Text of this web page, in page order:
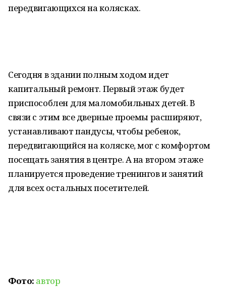
передвигающихся на колясках.
Сегодня в здании полным ходом идет
капитальный ремонт. Первый этаж будет
приспособлен для маломобильных детей. В
связи с этим все дверные проемы расширяют,
устанавливают пандусы, чтобы ребенок,
передвигающийся на коляске, мог с комфортом
посещать занятия в центре. А на втором этаже
планируется проведение тренингов и занятий
для всех остальных посетителей.
Фото: автор